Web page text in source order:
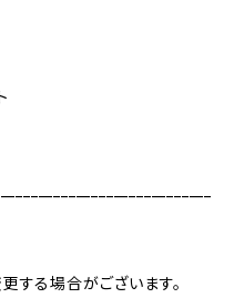
する場合がございます。